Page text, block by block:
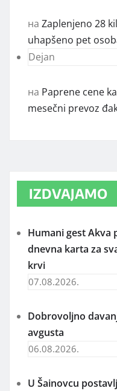
на Zaplenjeno 28
uhapšeno pet
Dejan
на Paprene cene
mesečni prevoz
IZDVAJAMO
Humani gest Akva
dnevna karta za
krvi
07.08.2026.
Dobrovoljno
avgusta
06.08.2026.
U Šainovcu